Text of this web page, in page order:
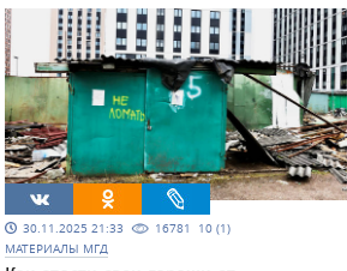
30.11.2025 21:33 16781 10 (1)
МАТЕРИАЛЫ МГД